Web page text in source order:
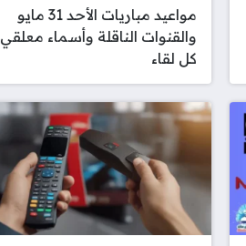
مواعيد مباريات الأحد 31 مايو
والقنوات الناقلة وأسماء معلقي
كل لقاء